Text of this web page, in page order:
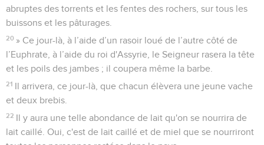
abruptes des torrents et les fentes des rochers, sur tous les
buissons et les pâturages.
20 » Ce jour-là, à l’aide d’un rasoir loué de l’autre côté de
l’Euphrate, à l’aide du roi d'Assyrie, le Seigneur rasera la tête
et les poils des jambes ; il coupera même la barbe.
21 Il arrivera, ce jour-là, que chacun élèvera une jeune vache
et deux brebis.
22 Il y aura une telle abondance de lait qu'on se nourrira de
lait caillé. Oui, c'est de lait caillé et de miel que se nourriront